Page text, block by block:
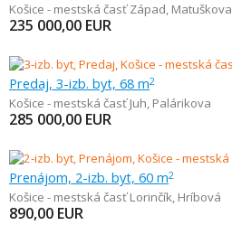
Košice - mestská časť Západ, Matuškova
235 000,00 EUR
Predaj, 3-izb. byt, 68 m2
Košice - mestská časť Juh, Palárikova
285 000,00 EUR
Prenájom, 2-izb. byt, 60 m2
Košice - mestská časť Lorinčík, Hríbová
890,00 EUR